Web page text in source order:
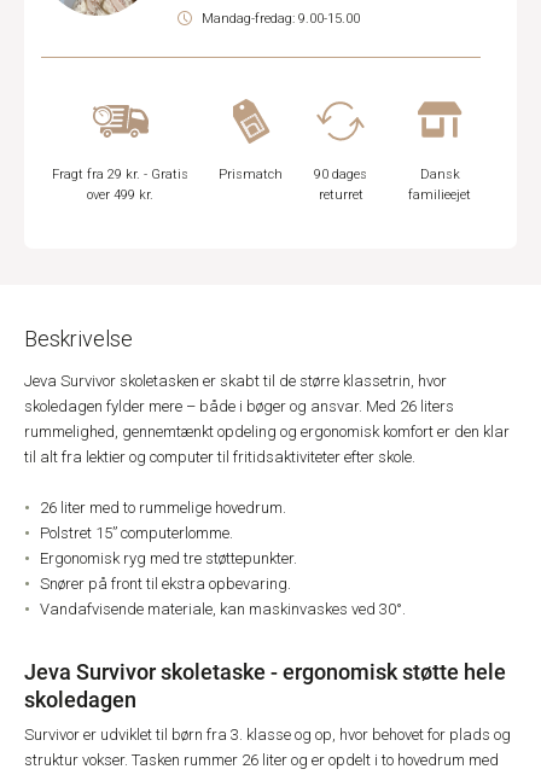
Mandag-fredag: 9.00-15.00
Fragt fra 29 kr. - Gratis
over 499 kr.
Prismatch
90 dages
returret
Dansk
familieejet
Beskrivelse
Jeva Survivor skoletasken er skabt til de større klassetrin, hvor
skoledagen fylder mere – både i bøger og ansvar. Med 26 liters
rummelighed, gennemtænkt opdeling og ergonomisk komfort er den klar
til alt fra lektier og computer til fritidsaktiviteter efter skole.
26 liter med to rummelige hovedrum.
Polstret 15” computerlomme.
Ergonomisk ryg med tre støttepunkter.
Snører på front til ekstra opbevaring.
Vandafvisende materiale, kan maskinvaskes ved 30°.
Jeva Survivor skoletaske - ergonomisk støtte hele
skoledagen
Survivor er udviklet til børn fra 3. klasse og op, hvor behovet for plads og
struktur vokser. Tasken rummer 26 liter og er opdelt i to hovedrum med